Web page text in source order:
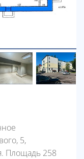
5,
Площадь 258